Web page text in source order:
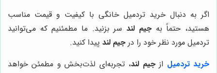
اگر به دنبال خرید تردمیل خانگی با کیفیت و قیمت مناسب
هستید، حتماً بهجیم لندسر بزنید. ما مطمئنیم که می‌توانید
تردمیل مورد نظر خود را در جیم لند پیدا کنید.
خرید تردمیل ازجیم لند، تجربه‌ای لذت‌بخش و مطمئن خواهد